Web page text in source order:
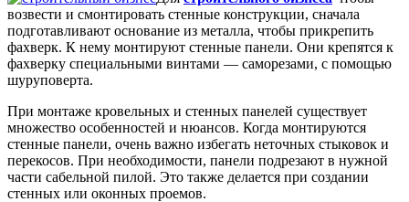
возвести и смонтировать стенные конструкции, сначала
подготавливают основание из металла, чтобы прикрепить
фахверк. К нему монтируют стенные панели. Они крепятся к
фахверку специальными винтами — саморезами, с помощью
шуруповерта.
При монтаже кровельных и стенных панелей существует
множество особенностей и нюансов. Когда монтируются
стенные панели, очень важно избегать неточных стыковок и
перекосов. При необходимости, панели подрезают в нужной
части сабельной пилой. Это также делается при создании
стенных или оконных проемов.